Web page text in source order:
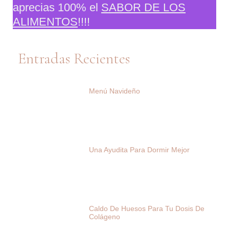
aprecias 100% el SABOR DE LOS
ALIMENTOS!!!!
Entradas Recientes
Menú Navideño
Una Ayudita Para Dormir Mejor
Caldo De Huesos Para Tu Dosis De
Colágeno